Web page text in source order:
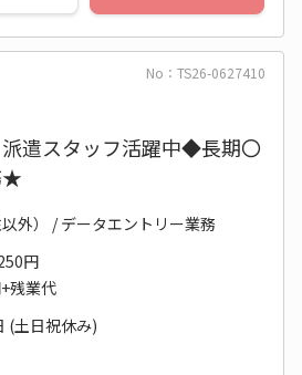
No：TS26-0627410
派遣スタッフ活躍中◆長期〇
★
外） / データエントリー業務
円
残業代
(土日祝休み)